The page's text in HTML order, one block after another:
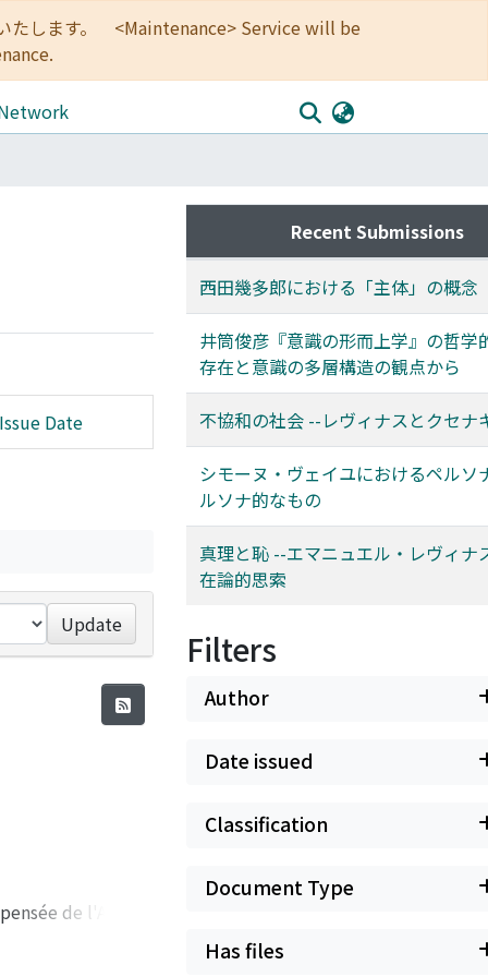
たします。 <Maintenance> Service will be
Date
Update
de l'Autre.
il se situe. La
Recent Submissions
西田幾多郎における「主体」の概念
井筒俊彦『意識の形而上学』の哲学
存在と意識の多層構造の観点から
不協和の社会 --レヴィナスとクセナ
シモーヌ・ヴェイユにおけるペルソ
ルソナ的なもの
真理と恥 --エマニュエル・レヴィナ
在論的思索
Filters
Author
Date issued
Classification
Document Type
Has files